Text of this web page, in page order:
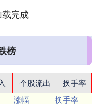
完成
榜
个股流出
换手率
涨幅
换手率